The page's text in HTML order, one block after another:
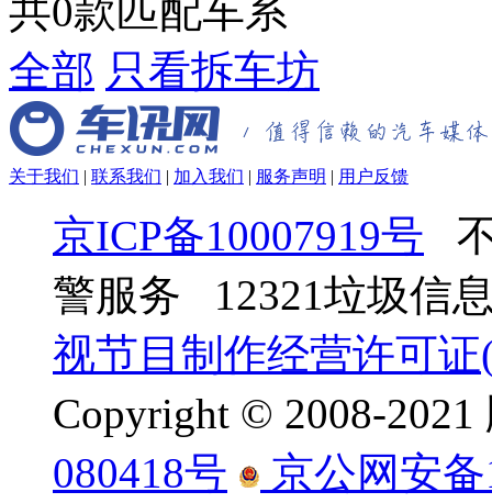
共0款匹配车系
全部 只看拆车坊
关于我们 | 联系我们 | 加入我们 | 服务声明 | 用户反馈
京ICP备10007919号
警服务 12321垃圾信
视节目制作经营许可证
Copyright © 2008-
080418号
京公网安备